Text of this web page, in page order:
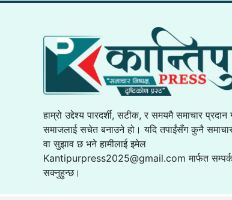
हाम्रो उद्देश्य पारदर्शी, सटीक, र समयमै समाचार प्रदान
समाजलाई सचेत बनाउने हो। यदि तपाईंसँग कुनै
वा सुझाव छ भने हामीलाई इमेल
Kantipurpress2025@gmail.com मार्फत
सक्नुहुन्छ।